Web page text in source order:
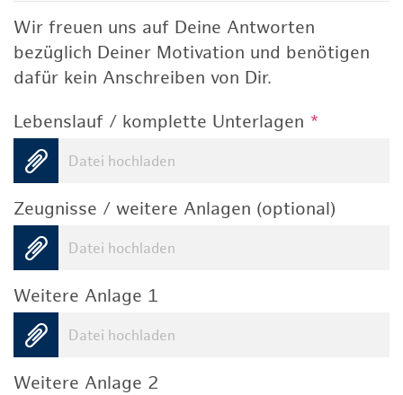
Wir freuen uns auf Deine Antworten
bezüglich Deiner Motivation und benötigen
dafür kein Anschreiben von Dir.
Lebenslauf / komplette Unterlagen *
Datei hochladen
Zeugnisse / weitere Anlagen (optional)
Datei hochladen
Weitere Anlage 1
Datei hochladen
Weitere Anlage 2